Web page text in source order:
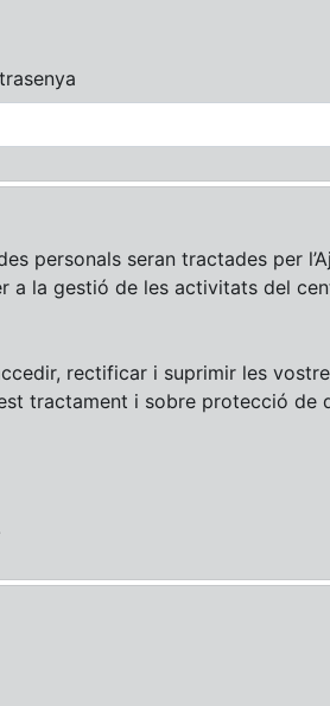
personals seran tractades per
a la gestió de les activitats del
rectificar i suprimir les
tractament i sobre protecció de